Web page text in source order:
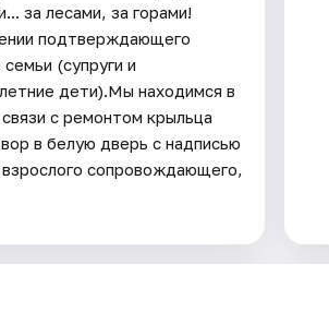
за лесами, за горами!
подтверждающего
(супруги и
дети).Мы находимся в
с ремонтом крыльца
в белую дверь с надписью
сопровождающего,